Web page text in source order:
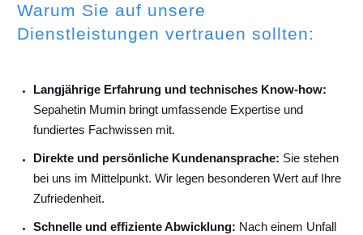
Warum Sie auf unsere
Dienstleistungen vertrauen sollten:
Langjährige Erfahrung und technisches Know-how:
Sepahetin Mumin bringt umfassende Expertise und
fundiertes Fachwissen mit.
Direkte und persönliche Kundenansprache: Sie stehen
bei uns im Mittelpunkt. Wir legen besonderen Wert auf Ihre
Zufriedenheit.
Schnelle und effiziente Abwicklung: Nach einem Unfall